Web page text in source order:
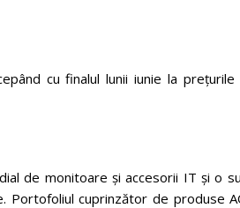
cu finalul lunii iunie la
de monitoare și accesorii IT și o
Portofoliul cuprinzător de produse